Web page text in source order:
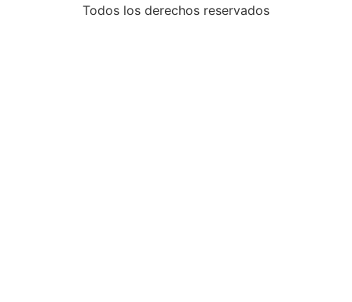
Todos los derechos reservados